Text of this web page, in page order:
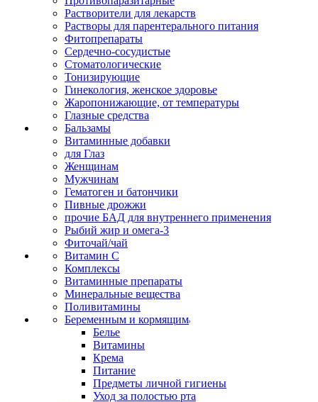
Растворители для лекарств
Растворы для парентерального питания
Фитопрепараты
Сердечно-сосудистые
Стоматологические
Тонизирующие
Гинекология, женское здоровье
Жаропонижающие, от температуры
Глазные средства
Бальзамы
Витаминные добавки
для Глаз
Женщинам
Мужчинам
Гематоген и батончики
Пивные дрожжи
прочие БАД для внутреннего применения
Рыбий жир и омега-3
Фиточай/чай
Витамин С
Комплексы
Витаминные препараты
Минеральные вещества
Поливитамины
Беременным и кормящим
Белье
Витамины
Крема
Питание
Предметы личной гигиены
Уход за полостью рта